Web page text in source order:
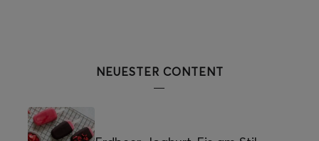
NEUESTER CONTENT